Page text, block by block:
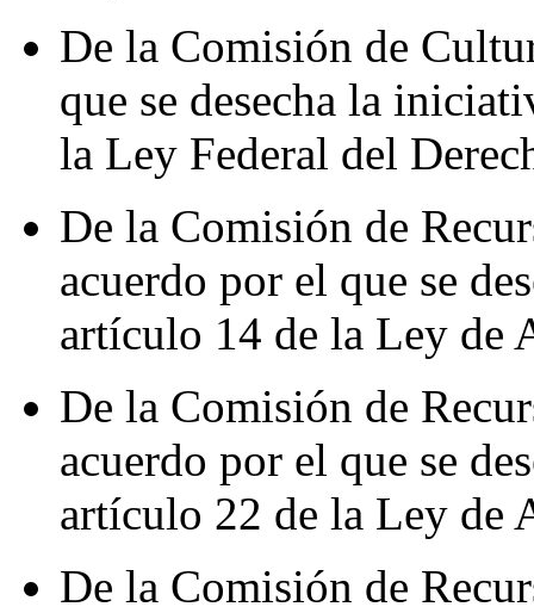
De la Comisión de
que se desecha la
la Ley Federal del
De la Comisión de
acuerdo por el que se
artículo 14 de la Ley de
De la Comisión de
acuerdo por el que se
artículo 22 de la Ley de
De la Comisión de